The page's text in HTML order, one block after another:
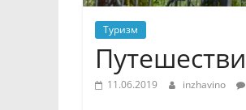
Туризм
11.06.2019 inzhavino